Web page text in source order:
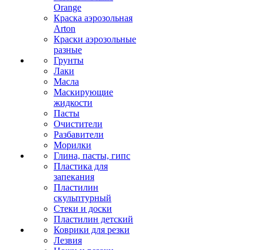
Orange
Краска аэрозольная
Arton
Краски аэрозольные
разные
Грунты
Лаки
Масла
Маскирующие
жидкости
Пасты
Очистители
Разбавители
Морилки
Глина, пасты, гипс
Пластика для
запекания
Пластилин
скульптурный
Стеки и доски
Пластилин детский
Коврики для резки
Лезвия